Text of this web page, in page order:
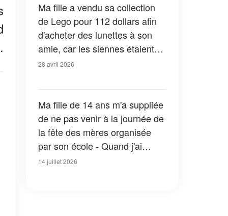
Ma fille a vendu sa collection
de Lego pour 112 dollars afin
d'acheter des lunettes à son
amie, car les siennes étaient
cassées et rafistolées avec du
fondre en larmes
28 avril 2026
Ma fille de 14 ans m'a suppliée
de ne pas venir à la journée de
la fête des mères organisée
par son école - Quand j'ai
compris pourquoi, j'ai pleuré
14 juillet 2026